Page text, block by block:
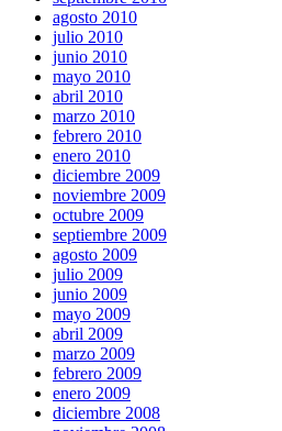
agosto 2010
julio 2010
junio 2010
mayo 2010
abril 2010
marzo 2010
febrero 2010
enero 2010
diciembre 2009
noviembre 2009
octubre 2009
septiembre 2009
agosto 2009
julio 2009
junio 2009
mayo 2009
abril 2009
marzo 2009
febrero 2009
enero 2009
diciembre 2008